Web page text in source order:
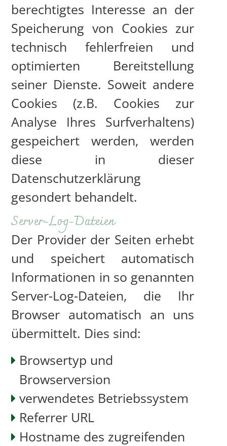
berechtigtes Interesse an der
Speicherung von Cookies zur
technisch fehlerfreien und
optimierten Bereitstellung
seiner Dienste. Soweit andere
Cookies (z.B. Cookies zur
Analyse Ihres Surfverhaltens)
gespeichert werden, werden
diese in dieser
Datenschutzerklärung
gesondert behandelt.
Server-Log-Dateien
Der Provider der Seiten erhebt
und speichert automatisch
Informationen in so genannten
Server-Log-Dateien, die Ihr
Browser automatisch an uns
übermittelt. Dies sind:
Browsertyp und
Browserversion
verwendetes Betriebssystem
Referrer URL
Hostname des zugreifenden